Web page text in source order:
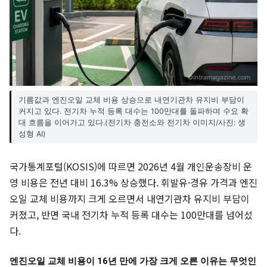
기름값과 엔진오일 교체 비용 상승으로 내연기관차 유지비 부담이
커지고 있다. 전기차 누적 등록 대수는 100만대를 돌파하며 수요 확
대 흐름을 이어가고 있다.(전기차 충전소와 전기차 이미지/사진: 생
성형 AI)
국가통계포털(KOSIS)에 따르면 2026년 4월 개인운송장비 운
영 비용은 전년 대비 16.3% 상승했다. 휘발유·경유 가격과 엔진
오일 교체 비용까지 크게 오르면서 내연기관차 유지비 부담이
커졌고, 반면 국내 전기차 누적 등록 대수는 100만대를 넘어섰
다.
엔진오일 교체 비용이 16년 만에 가장 크게 오른 이유는 무엇인